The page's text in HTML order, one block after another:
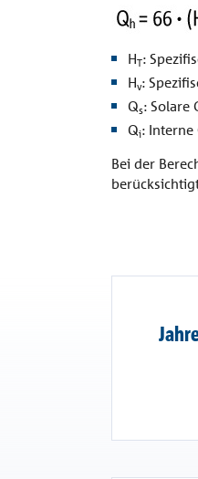
Balkon, Laubengang und
Vordach
Combar®
Signo®
alle Referenzen
HT:
Hv:
Qs: Solare
Qi: Interne
Bei der